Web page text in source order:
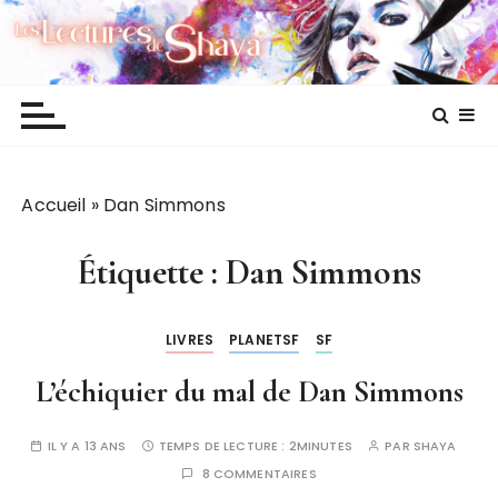
P
Les lectures de Shaya
Accueil » Dan Simmons
Étiquette : Dan Simmons
LIVRES PLANETSF SF
L’échiquier du mal de Dan Simmons
IL Y A 13 ANS TEMPS DE LECTURE : 2MINUTES PAR SHAYA
8 COMMENTAIRES